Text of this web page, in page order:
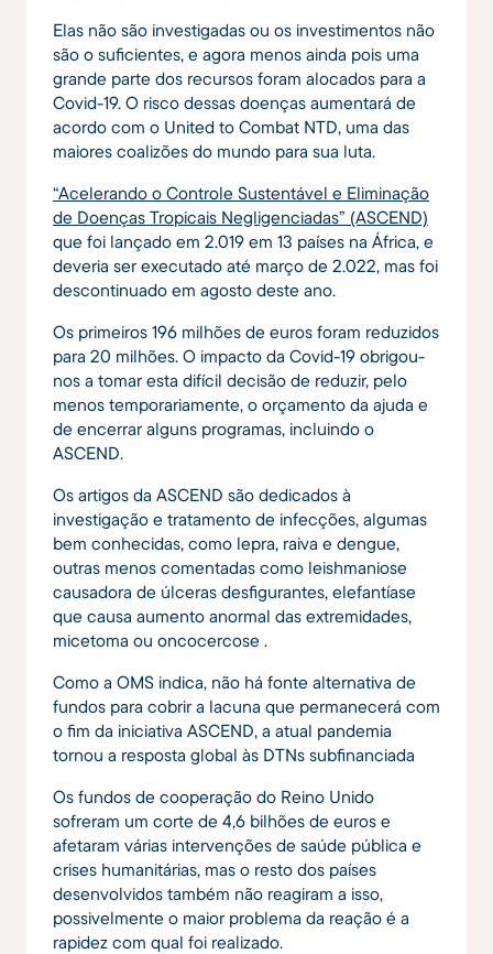
Elas não são investigadas ou os investimentos não
são o suficientes, e agora menos ainda pois uma
grande parte dos recursos foram alocados para a
Covid-19. O risco dessas doenças aumentará de
acordo com o United to Combat NTD, uma das
maiores coalizões do mundo para sua luta.
“Acelerando o Controle Sustentável e Eliminação
de Doenças Tropicais Negligenciadas” (ASCEND)
que foi lançado em 2.019 em 13 países na África, e
deveria ser executado até março de 2.022, mas foi
descontinuado em agosto deste ano.
Os primeiros 196 milhões de euros foram reduzidos
para 20 milhões. O impacto da Covid-19 obrigou-
nos a tomar esta difícil decisão de reduzir, pelo
menos temporariamente, o orçamento da ajuda e
de encerrar alguns programas, incluindo o
ASCEND.
Os artigos da ASCEND são dedicados à
investigação e tratamento de infecções, algumas
bem conhecidas, como lepra, raiva e dengue,
outras menos comentadas como leishmaniose
causadora de úlceras desfigurantes, elefantíase
que causa aumento anormal das extremidades,
micetoma ou oncocercose .
Como a OMS indica, não há fonte alternativa de
fundos para cobrir a lacuna que permanecerá com
o fim da iniciativa ASCEND, a atual pandemia
tornou a resposta global às DTNs subfinanciada
Os fundos de cooperação do Reino Unido
sofreram um corte de 4,6 bilhões de euros e
afetaram várias intervenções de saúde pública e
crises humanitárias, mas o resto dos países
desenvolvidos também não reagiram a isso,
possivelmente o maior problema da reação é a
rapidez com qual foi realizado.